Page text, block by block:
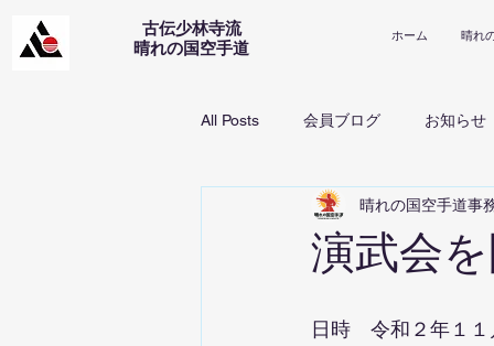
古伝少林寺流
​晴れの国空手道
ホーム 晴れ
All Posts 会員ブログ お知らせ
演武会
晴れの国空手道事
日時　令和２年１